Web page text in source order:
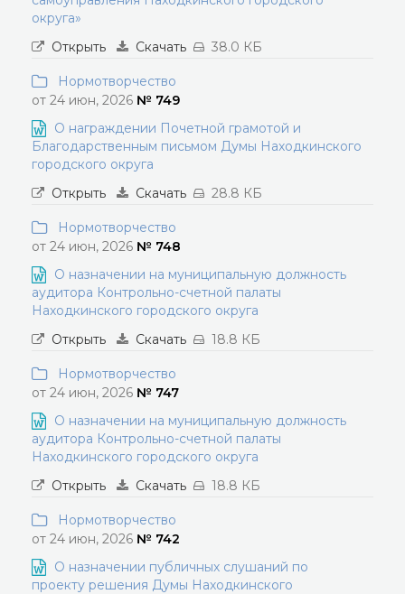
округа»
Открыть
Скачать 38.0 КБ
Нормотворчество
от 24 июн, 2026 № 749
О награждении Почетной грамотой и
Благодарственным письмом Думы Находкинского
городского округа
Открыть
Скачать 28.8 КБ
Нормотворчество
от 24 июн, 2026 № 748
О назначении на муниципальную должность
аудитора Контрольно-счетной палаты
Находкинского городского округа
Открыть
Скачать 18.8 КБ
Нормотворчество
от 24 июн, 2026 № 747
О назначении на муниципальную должность
аудитора Контрольно-счетной палаты
Находкинского городского округа
Открыть
Скачать 18.8 КБ
Нормотворчество
от 24 июн, 2026 № 742
О назначении публичных слушаний по
проекту решения Думы Находкинского